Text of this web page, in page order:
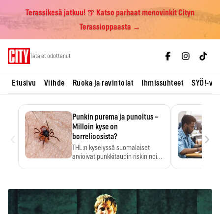
Terassikesä jatkuu! 🍺 Katso parhaat menovinkit Cityn
Terassioppaasta →
Tätä et odottanut
Etusivu Viihde Ruoka ja ravintolat Ihmissuhteet SYÖ!-
Punkin purema ja punoitus –
Milloin kyse on
borrelioosista?
THL:n kyselyssä suomalaiset
arvioivat punkkitaudin riskin noin
›